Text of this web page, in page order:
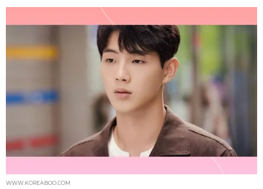
WWW.KOREABOO.COM